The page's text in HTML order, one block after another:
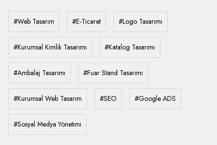
#Web Tasarım #E-Ticaret #Logo Tasarımı
#Kurumsal Kimlik Tasarımı #Katalog Tasarımı
#Ambalaj Tasarımı #Fuar Stand Tasarımı
#Kurumsal Web Tasarım #SEO #Google ADS
#Sosyal Medya Yönetimi